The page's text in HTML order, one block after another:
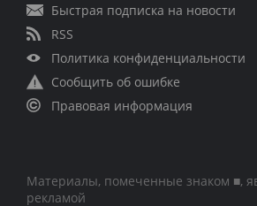
Быстрая подписка на новости
RSS
Политика конфиденциальности
Сообщить об ошибке
Правовая информация
Материалы, помеченные знаком ■,
рекламой